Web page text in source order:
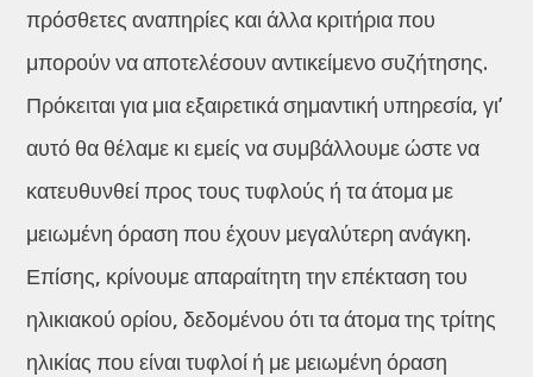
πρόσθετες αναπηρίες και άλλα κριτήρια που
μπορούν να αποτελέσουν αντικείμενο συζήτησης.
Πρόκειται για μια εξαιρετικά σημαντική υπηρεσία, γι’
αυτό θα θέλαμε κι εμείς να συμβάλλουμε ώστε να
κατευθυνθεί προς τους τυφλούς ή τα άτομα με
μειωμένη όραση που έχουν μεγαλύτερη ανάγκη.
Επίσης, κρίνουμε απαραίτητη την επέκταση του
ηλικιακού ορίου, δεδομένου ότι τα άτομα της τρίτης
ηλικίας που είναι τυφλοί ή με μειωμένη όραση